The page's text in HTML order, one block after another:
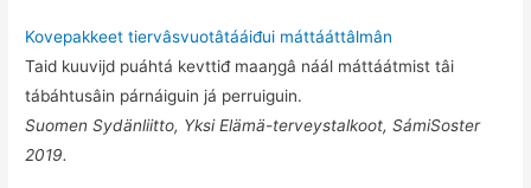
Kovepakkeet tiervâsvuotâtááiđui máttááttâlmân
Taid kuuvijd puáhtá kevttiđ maaŋgâ náál máttáátmist tâi
tábáhtusâin párnáiguin já perruiguin.
Suomen Sydänliitto, Yksi Elämä-terveystalkoot, SámiSoster
2019.